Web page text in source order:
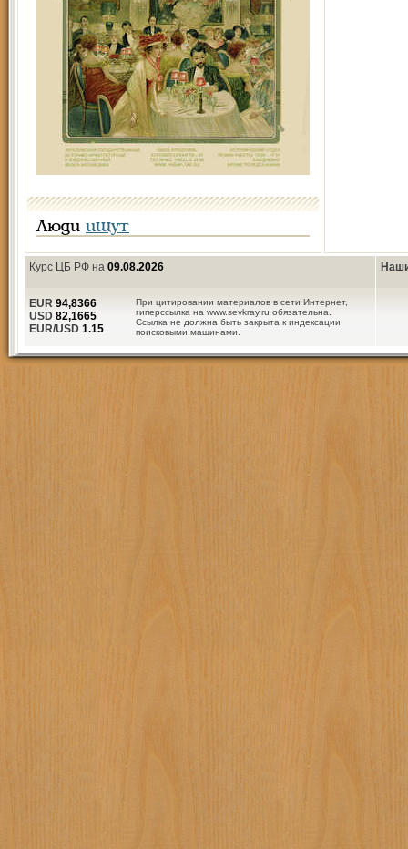
Люди ищут
Курс ЦБ РФ на 09.08.2026
При цитировании материалов в сети Интернет,
гиперссылка на www.sevkray.ru обязательна.
Ссылка не должна быть закрыта к индексации
поисковыми машинами.
EUR 94,8366
USD 82,1665
EUR/USD 1.15